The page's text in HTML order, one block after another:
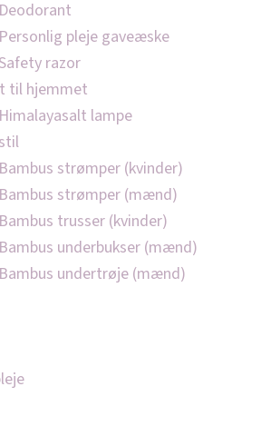
Deodorant
Personlig pleje gaveæske
Safety razor
til hjemmet
Himalayasalt lampe
Bambus strømper (kvinder)
Bambus strømper (mænd)
Bambus trusser (kvinder)
Bambus underbukser (mænd)
Bambus undertrøje (mænd)